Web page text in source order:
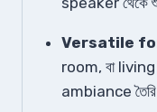
Versatile
room, বা
ambiance তৈরি